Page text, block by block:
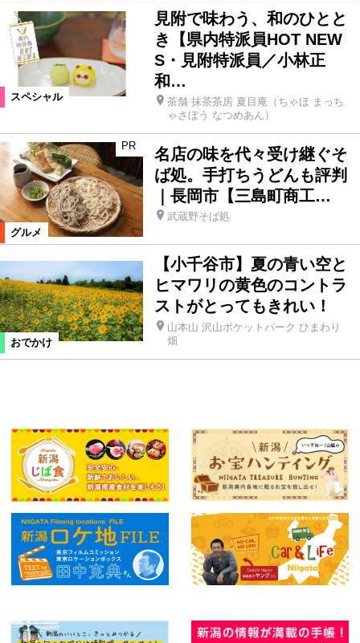
スペシャル
見附で味わう、和のひとと
き【県内特派員HOT NEW
S・見附特派員／小林正
和…
茶舗 抹茶茶房 夏目庵（ちゃほ まっち
ゃさぼう なつめあん）
グルメ
PR
名店の味を代々受け継ぐそ
ば処。手打ちうどんも評判
｜長岡市【三島町商工…
武蔵野そば処
おでかけ
【小千谷市】夏の青い空と
ヒマワリの黄色のコントラ
ストがとってもきれい！
山本山 沢山ポケットパーク ひまわり
畑